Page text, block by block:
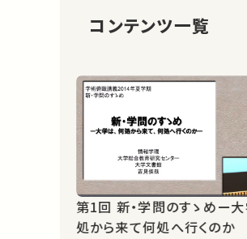
コンテンツ一覧
第1回 新・学問のすゝめー大学は、何
処から来て何処へ行くのか